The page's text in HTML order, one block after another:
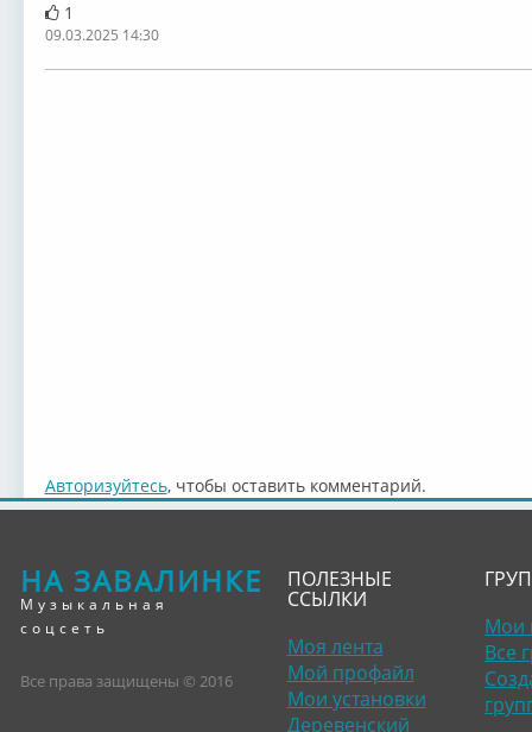
1
09.03.2025 14:30
Авторизуйтесь, чтобы оставить комментарий.
НА ЗАВАЛИНКЕ
Музыкальная
соцсеть
Все права защищены © 2016
ПОЛЕЗНЫЕ
ССЫЛКИ
Моя лента
Мой профайл
Мои установки
Деревенский
Мои
Все